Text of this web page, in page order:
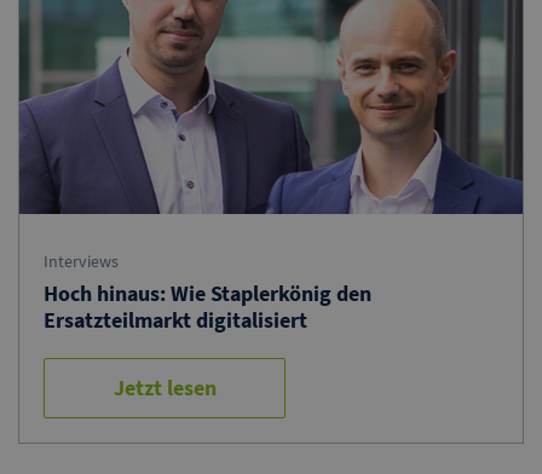
Interviews
Hoch hinaus: Wie Staplerkönig den
Ersatzteilmarkt digitalisiert
Jetzt lesen